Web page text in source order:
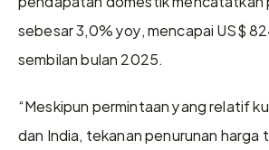
sebesar 3,0% yoy, mencapai US$
sembilan bulan 2025.
“Meskipun permintaan yang relatif
dan India, tekanan penurunan harga